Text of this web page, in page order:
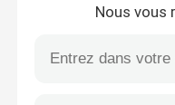
Nous vous